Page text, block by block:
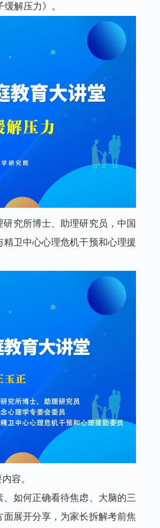
解压力》。
研究所博士、助理研究员，中国
精卫中心心理危机干预和心理援
容。
如何正确看待焦虑、大脑的三
面展开分享，为家长拆解考前焦